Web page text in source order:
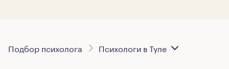
Подбор психолога Психологи в Туле